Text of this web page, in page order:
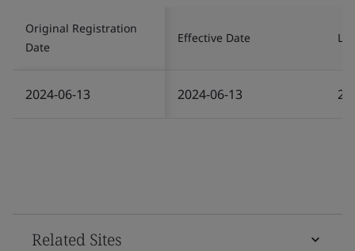
Original Registration
Date
Effective Date
2024-06-13 2024-06-13
Related Sites